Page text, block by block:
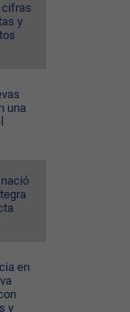
cifras
y
una
en
y